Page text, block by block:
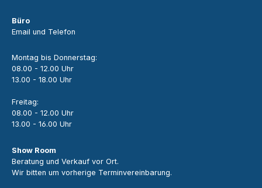
Büro
Email und Telefon
Montag bis Donnerstag:
08.00 - 12.00 Uhr
13.00 - 18.00 Uhr
Freitag:
08.00 - 12.00 Uhr
13.00 - 16.00 Uhr
Show Room
Beratung und Verkauf vor Ort.
Wir bitten um vorherige Terminvereinbarung.